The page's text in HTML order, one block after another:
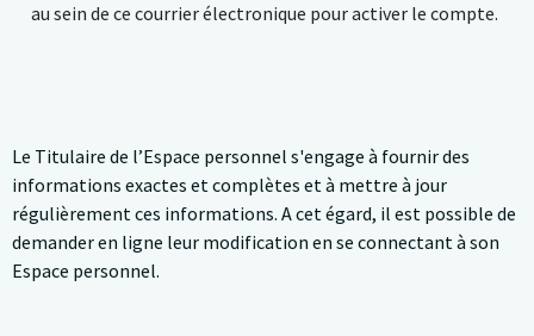
au sein de ce courrier électronique pour activer le compte.
Le Titulaire de l’Espace personnel s'engage à fournir des
informations exactes et complètes et à mettre à jour
régulièrement ces informations. A cet égard, il est possible de
demander en ligne leur modification en se connectant à son
Espace personnel.